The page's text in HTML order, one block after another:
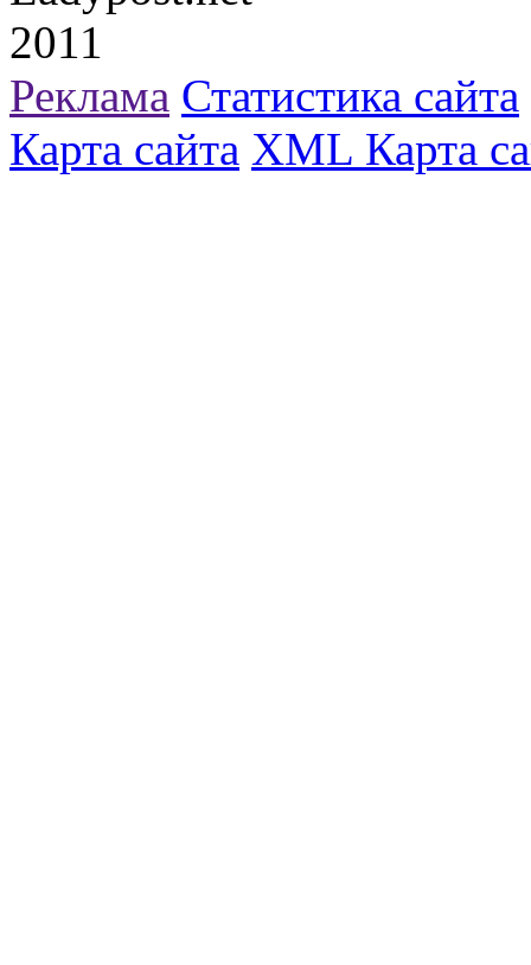
2011
Реклама Статистика сайта
Карта сайта XML Карта